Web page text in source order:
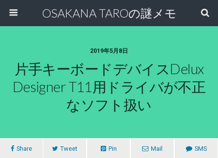
OSAKANA TAROの謎メモ
2019年5月8日
片手キーボードデバイスDelux
Designer T11用ドライバが不正
なソフト扱い
Share Tweet Pin Mail SMS